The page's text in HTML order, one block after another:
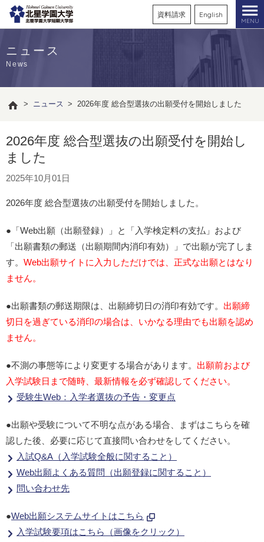
資料請求 English
MENU
ニュース
News
> ニュース > 2026年度 総合型選抜の出願受付を開始しました
2026年度 総合型選抜の出願受付を開始し
ました
2025年10月01日
2026年度 総合型選抜の出願受付を開始しました。
●「Web出願（出願登録）」と「入学検定料の支払」および
「出願書類の郵送（出願期間内消印有効）」で出願が完了しま
す。 Web出願サイトに入力しただけでは、正式な出願とはなり
ません。
●出願書類の郵送期限は、出願締切日の消印有効です。 出願締
切日を過ぎている消印の場合は、いかなる理由でも出願を認め
ません。
●不測の事態等により変更する場合があります。 出願前および
入学試験日まで随時、最新情報を必ず確認してください。
受験生Web：入学者選抜の予告・変更点
●出願や受験について不明な点がある場合、まずはこちらを確
認した後、必要に応じて直接問い合わせをしてください。
入試Q&A（入学試験全般に関すること）
Web出願よくある質問（出願登録に関すること）
問い合わせ先
●Web出願システムサイトはこちら
入学試験要項はこちら（画像をクリック）